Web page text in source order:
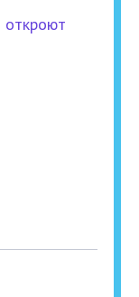
откроют